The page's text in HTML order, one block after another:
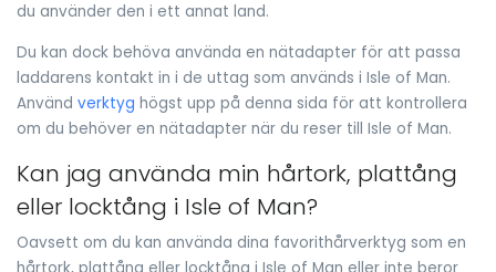
du använder den i ett annat land.
Du kan dock behöva använda en nätadapter för att passa
laddarens kontakt in i de uttag som används i Isle of Man.
Använd verktyg högst upp på denna sida för att kontrollera
om du behöver en nätadapter när du reser till Isle of Man.
Kan jag använda min hårtork, plattång
eller locktång i Isle of Man?
Oavsett om du kan använda dina favorithårverktyg som en